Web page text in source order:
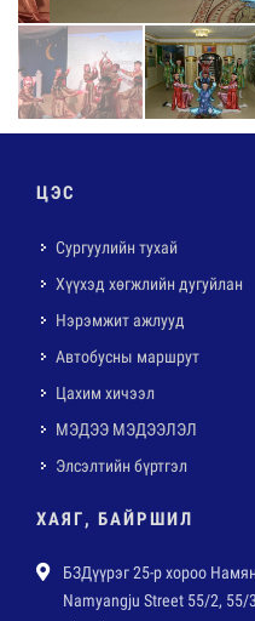
ЦЭС
Сургуулийн тухай
Хүүхэд хөгжлийн дугуйлан
Нэрэмжит ажлууд
Автобусны маршрут
Цахим хичээл
МЭДЭЭ МЭДЭЭЛЭЛ
Элсэлтийн бүртгэл
ХАЯГ, БАЙРШИЛ
БЗДүүрэг 25-р хороо
Namyangju Street 55/2, 55/